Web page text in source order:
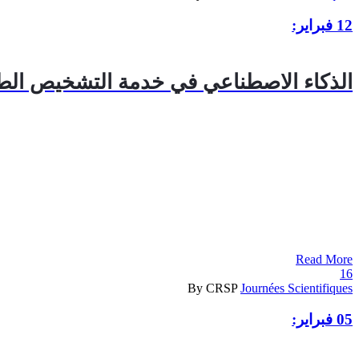
12 فبراير:
الذكاء الاصطناعي في خدمة التشخيص
Read More
16
By CRSP Journées Scientifiques
05 فبراير: